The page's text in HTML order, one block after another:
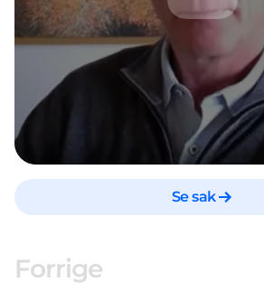
Se sak
Forrige